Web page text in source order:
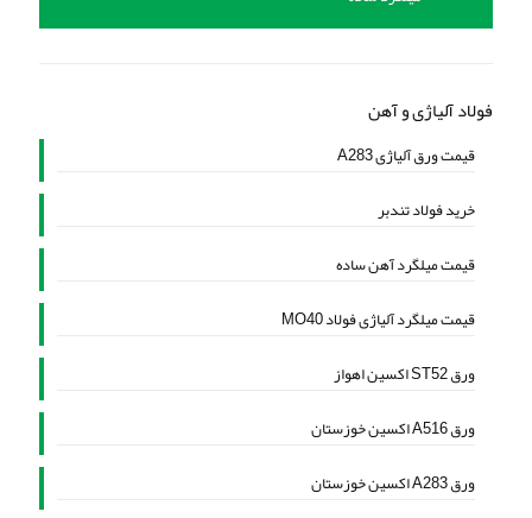
فولاد آلیاژی و آهن
قیمت ورق آلیاژی A283
خرید فولاد تندبر
قیمت میلگرد آهن ساده
قیمت میلگرد آلیاژی فولاد MO40
ورق ST52 اکسین اهواز
ورق A516 اکسین خوزستان
ورق A283 اکسین خوزستان